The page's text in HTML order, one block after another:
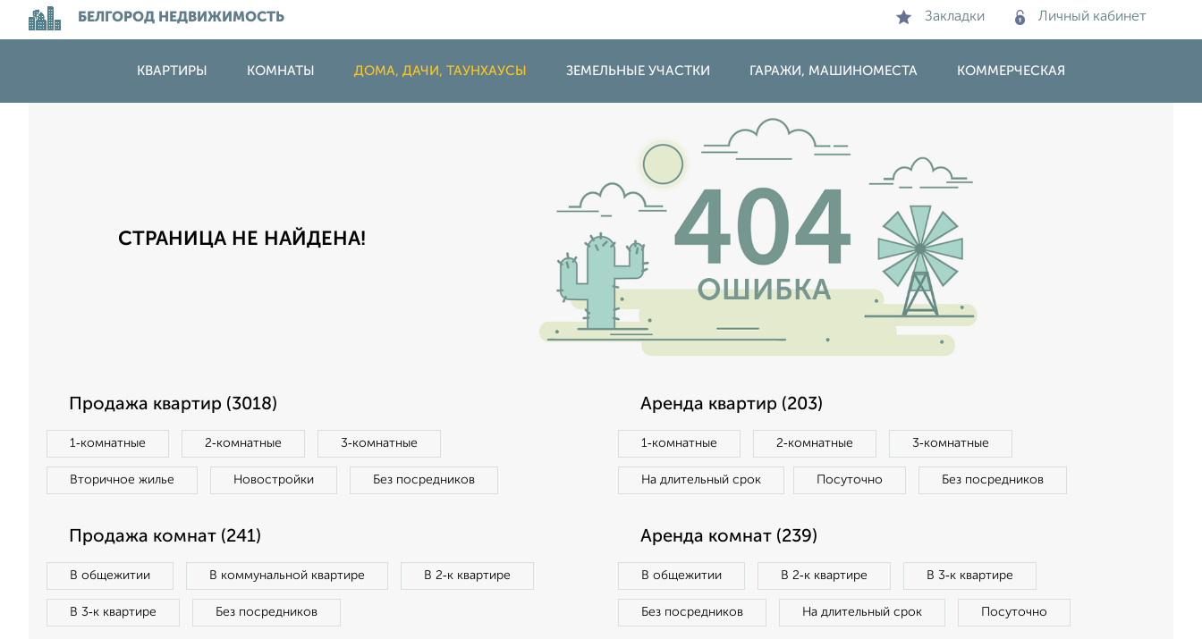
БЕЛГОРОД НЕДВИЖИМОСТЬ Закладки Личный кабинет
КВАРТИРЫ КОМНАТЫ ДОМА, ДАЧИ, ТАУНХАУСЫ ЗЕМЕЛЬНЫЕ УЧАСТКИ ГАРАЖИ, МАШИНОМЕСТА КОММЕРЧЕСКАЯ
СТРАНИЦА НЕ НАЙДЕНА!
Продажа квартир (3018)
1‑комнатные 2‑комнатные 3‑комнатные
Вторичное жилье Новостройки Без посредников
Аренда квартир (203)
1‑комнатные 2‑комнатные 3‑комнатные
На длительный срок Посуточно Без посредников
Продажа комнат (241)
В общежитии В коммунальной квартире В 2‑к квартире
В 3‑к квартире Без посредников
Аренда комнат (239)
В общежитии В 2‑к квартире В 3‑к квартире
Без посредников На длительный срок Посуточно